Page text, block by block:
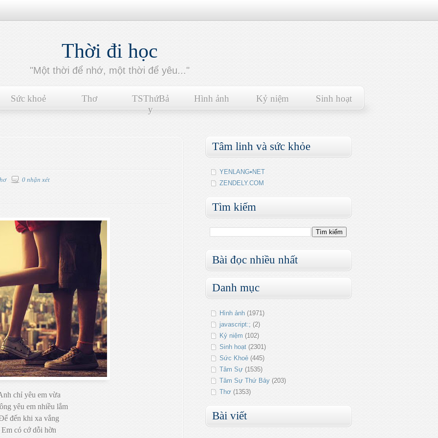
Thời đi học
"Một thời để nhớ, một thời để yêu..."
Sức khoẻ Thơ
TSThứBả
y
Hình ảnh Kỷ niệm Sinh hoạt
0 nhận xét
chỉ yêu em vừa
yêu em nhiều lắm
đến khi xa vắng
Em có cớ dỗi hờn
Tâm linh và sức khỏe
YENLANG•NET
ZENDELY.COM
Tìm kiếm
Bài đọc nhiều nhất
Danh mục
Hình ảnh (1971)
javascript:; (2)
Kỷ niệm (102)
Sinh hoạt (2301)
Sức Khoẻ (445)
Tâm Sự (1535)
Tâm Sự Thứ Bảy (203)
Thơ (1353)
Bài viết